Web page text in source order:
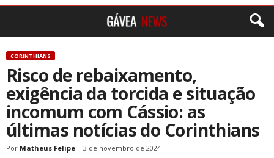
CORINTHIANS
Risco de rebaixamento,
exigência da torcida e situação
incomum com Cássio: as
últimas notícias do Corinthians
Por Matheus Felipe - 3 de novembro de 2024